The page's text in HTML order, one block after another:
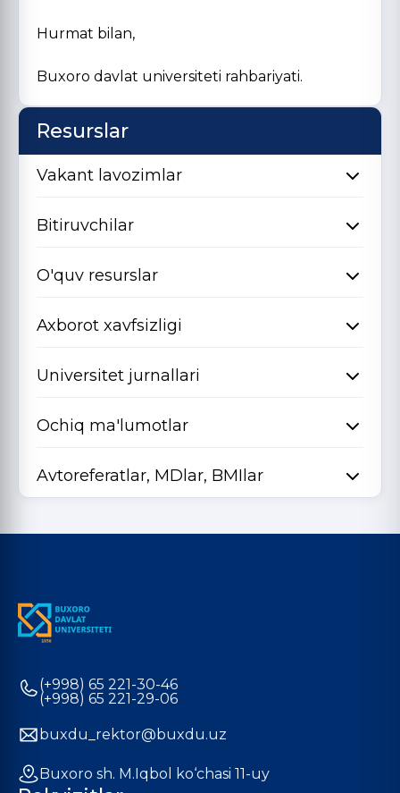
Hurmat bilan,
Buxoro davlat universiteti rahbariyati.
Resurslar
Vakant lavozimlar
Bitiruvchilar
O'quv resurslar
Axborot xavfsizligi
Universitet jurnallari
Ochiq ma'lumotlar
Avtoreferatlar, MDlar, BMIlar
(+998) 65 221-30-46
(+998) 65 221-29-06
buxdu_rektor@buxdu.uz
Buxoro sh. M.Iqbol ko‘chasi 11-uy